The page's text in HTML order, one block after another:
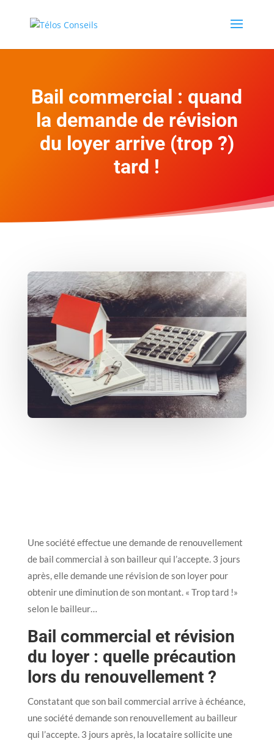
Bail commercial : quand
la demande de révision
du loyer arrive (trop ?)
tard !
Une société effectue une demande de renouvellement
de bail commercial à son bailleur qui l’accepte. 3 jours
après, elle demande une révision de son loyer pour
obtenir une diminution de son montant. « Trop tard !»
selon le bailleur…
Bail commercial et révision
du loyer : quelle précaution
lors du renouvellement ?
Constatant que son bail commercial arrive à échéance,
une société demande son renouvellement au bailleur
qui l’accepte. 3 jours après, la locataire sollicite une